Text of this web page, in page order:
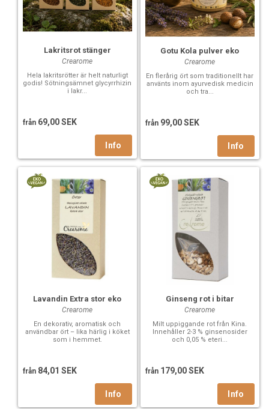
Lakritsrot stänger
Crearome
Hela lakritsrötter är helt naturligt
godis! Sötningsämnet glycyrrhizin
i lakr...
från 69,00 SEK
Gotu Kola pulver eko
Crearome
En flerårig ört som traditionellt har
använts inom ayurvedisk medicin
och tra...
från 99,00 SEK
Lavandin Extra stor eko
Crearome
En dekorativ, aromatisk och
användbar ört – lika härlig i köket
som i hemmet.
från 84,01 SEK
Ginseng rot i bitar
Crearome
Milt uppiggande rot från Kina.
Innehåller 2-3 % ginsenosider
och 0,05 % eteri...
från 179,00 SEK